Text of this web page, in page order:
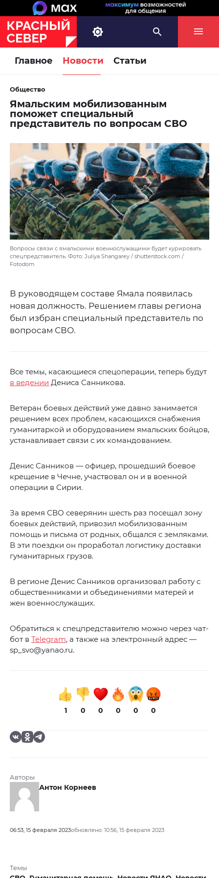
Главное Новости Статьи
Общество
Ямальским мобилизованным
поможет специальный
представитель по вопросам СВО
Вопросы связи с ямальскими военнослужащими будет курировать
спецпредставитель. Фото: Juliya Shangarey / shutterstock.com /
Fotodom
В руководящем составе Ямала появилась
новая должность. Решением главы региона
был избран специальный представитель по
вопросам СВО.
Все темы, касающиеся спецоперации, теперь будут
в ведении Дениса Санникова.
Ветеран боевых действий уже давно занимается
решением всех проблем, касающихся снабжения
гуманитаркой и оборудованием ямальских бойцов,
устанавливает связи с их командованием.
Денис Санников — офицер, прошедший боевое
крещение в Чечне, участвовал он и в военной
операции в Сирии.
За время СВО северянин шесть раз посещал зону
боевых действий, привозил мобилизованным
помощь и письма от родных, общался с земляками.
В эти поездки он проработал логистику доставки
гуманитарных грузов.
В регионе Денис Санников организовал работу с
общественниками и объединениями матерей и
жен военнослужащих.
Обратиться к спецпредставителю можно через чат-
бот в Telegram, а также на электронный адрес —
sp_svo@yanao.ru.
1 0 0 0 0 0
Авторы
Антон Корнеев
06:53, 15 февраля 2023обновлено: 10:56, 15 февраля 2023
Темы